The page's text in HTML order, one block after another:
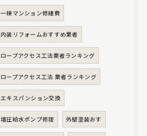
一棟マンション修繕費
内装リフォームおすすめ業者
ロープアクセス工法業者ランキング
ロープアクセス工法 業者ランキング
エキスパンション交換
増圧給水ポンプ修理 外壁塗装おす